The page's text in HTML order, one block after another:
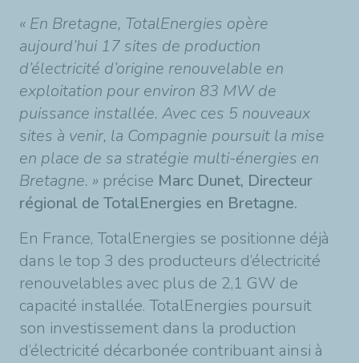
« En Bretagne, TotalEnergies opère
aujourd’hui 17 sites de production
d’électricité d’origine renouvelable en
exploitation pour environ 83 MW de
puissance installée. Avec ces 5 nouveaux
sites à venir, la Compagnie poursuit la mise
en place de sa stratégie multi-énergies en
Bretagne. » précise Marc Dunet, Directeur
régional de TotalEnergies en Bretagne.
En France, TotalEnergies se positionne déjà
dans le top 3 des producteurs d’électricité
renouvelables avec plus de 2,1 GW de
capacité installée. TotalEnergies poursuit
son investissement dans la production
d’électricité décarbonée contribuant ainsi à